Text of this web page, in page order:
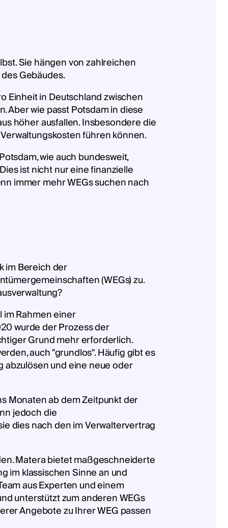
Sie hängen von zahlreichen
Gebäudes.
Einheit in Deutschland zwischen
Aber wie passt Potsdam in diese
höher ausfallen. Insbesondere die
führen können.
wie auch bundesweit,
ist nicht nur eine finanzielle
immer mehr WEGs suchen nach
im Bereich der
(WEGs) zu.
im Rahmen einer
wurde der Prozess der
Grund mehr erforderlich.
auch "grundlos". Häufig gibt es
abzulösen und eine neue oder
Monaten ab dem Zeitpunkt der
jedoch die
dies nach den im Verwaltervertrag
Matera bietet maßgeschneiderte
im klassischen Sinne an und
aus Experten und einem
unterstützt zum anderen WEGs
Angebote zu Ihrer WEG passen